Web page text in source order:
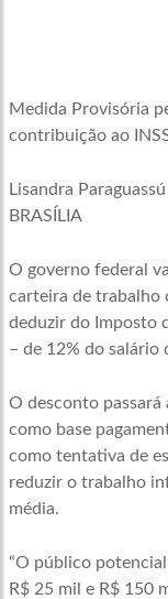
Medida Provisória
contribuição ao
Lisandra Paraguassú
BRASÍLIA
O governo federal
carteira de trabalho
deduzir do Imposto
– de 12% do salário
O desconto passará
como base
como tentativa de
reduzir o trabalho
média.
“O público
R$ 25 mil e R$ 150